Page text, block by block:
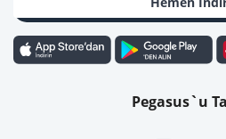
Pegasus`u